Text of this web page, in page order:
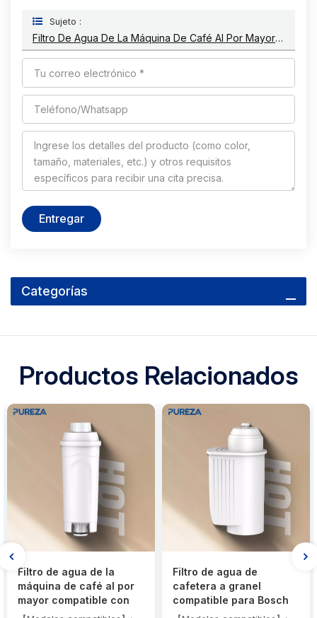
Sujeto :
Filtro De Agua De La Máquina De Café Al Por Mayor Compatible Con Delonghi DLSC002
Entregar
Categorías
Productos Relacionados
Filtro de agua de la
máquina de café al por
mayor compatible con
Delonghi DLSC002
Filtro de agua de
cafetera a granel
compatible para Bosch
Brita Intenza TCZ7003